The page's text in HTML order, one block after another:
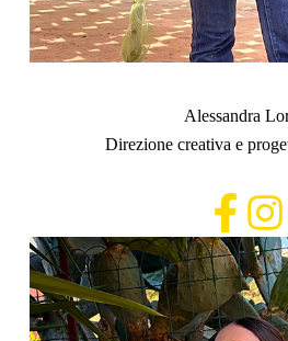
Alessandra
Direzione creativa e